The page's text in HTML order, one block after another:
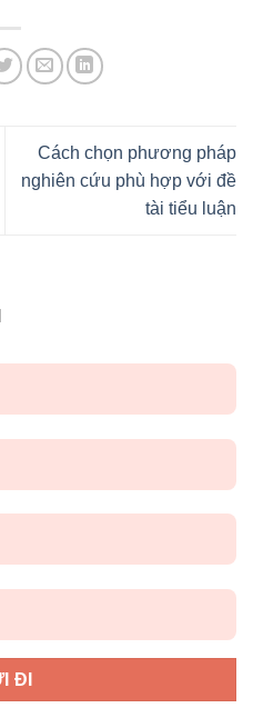
Cách chọn phương pháp
nghiên cứu phù hợp với đề
tài tiểu luận